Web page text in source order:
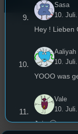
Sasa
10.
Hey !
Aaliyah
10.
YOOO was
Vale
10.
Jojo 🙂